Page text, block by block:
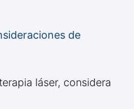
de
láser, considera